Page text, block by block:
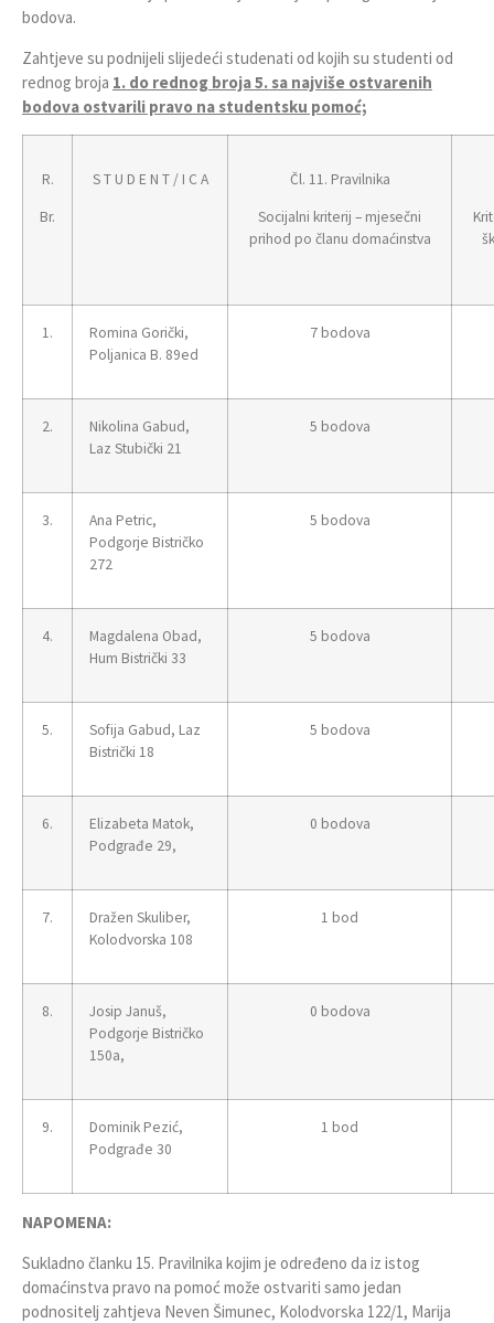
bodova.
Zahtjeve su podnijeli slijedeći studenati od kojih su studenti od
rednog broja 1. do rednog broja 5. sa najviše ostvarenih
bodova ostvarili pravo na studentsku pomoć;
R.
Br.
S T U D E N T / I C A Čl. 11. Pravilnika
Socijalni kriterij – mjesečni
prihod po članu domaćinstva
1.
Romina Gorički,
Poljanica B. 89ed
7 bodova
2.
Nikolina Gabud,
Laz Stubički 21
5 bodova
3.
Ana Petric,
Podgorje Bistričko
272
5 bodova
4.
Magdalena Obad,
Hum Bistrički 33
5 bodova
5.
Sofija Gabud, Laz
Bistrički 18
5 bodova
6.
Elizabeta Matok,
Podgrađe 29,
0 bodova
7.
Dražen Skuliber,
Kolodvorska 108
1 bod
8.
Josip Januš,
Podgorje Bistričko
150a,
0 bodova
9.
Dominik Pezić,
Podgrađe 30
1 bod
NAPOMENA:
Sukladno članku 15. Pravilnika kojim je određeno da iz istog
domaćinstva pravo na pomoć može ostvariti samo jedan
podnositelj zahtjeva Neven Šimunec, Kolodvorska 122/1, Marija